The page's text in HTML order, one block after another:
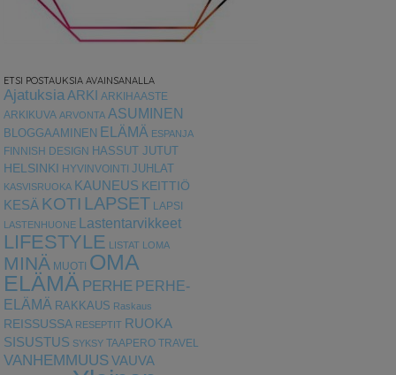
ETSI POSTAUKSIA AVAINSANALLA
Ajatuksia ARKI ARKIHAASTE
ARKIKUVA ARVONTA ASUMINEN
BLOGGAAMINEN ELÄMÄ ESPANJA
FINNISH DESIGN HASSUT JUTUT
HELSINKI
HYVINVOINTI JUHLAT
KASVISRUOKA KAUNEUS KEITTIÖ
KESÄ KOTI LAPSET LAPSI
LASTENHUONE Lastentarvikkeet
LIFESTYLE LISTAT LOMA
MINÄ MUOTI OMA
ELÄMÄ PERHE PERHE-
ELÄMÄ RAKKAUS Raskaus
REISSUSSA RESEPTIT RUOKA
SISUSTUS SYKSY TAAPERO TRAVEL
VANHEMMUUS VAUVA